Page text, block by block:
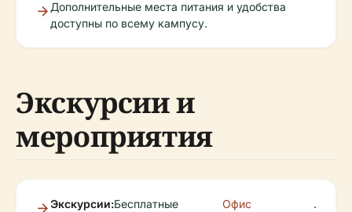
Дополнительные места питания и удобства
доступны по всему кампусу.
Экскурсии и
мероприятия
Экскурсии:Бесплатные
Офис
.